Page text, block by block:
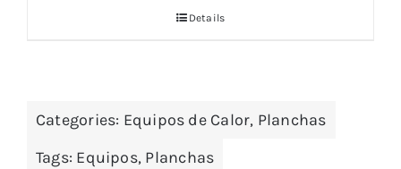
Details
Categories: Equipos de Calor, Planchas
Tags: Equipos, Planchas